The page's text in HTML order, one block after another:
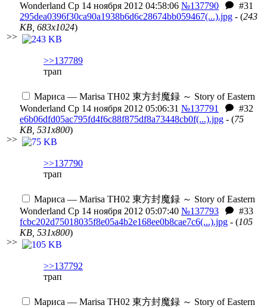
>>
Wonderland Ср 14 ноября 2012 04:58:06 №137790
#31
295dea0396f30ca90a1938b6d6c28674bb059467(...).jpg - (243
KB, 683x1024)
>>137789
трап
>>
Мариса — Marisa TH02 東方封魔録 ～ Story of Eastern
Wonderland Ср 14 ноября 2012 05:06:31 №137791
#32
e6b06dfd05ac795fd4f6c88f875df8a73448cb0f(...).jpg - (75
KB, 531x800)
>>137790
трап
>>
Мариса — Marisa TH02 東方封魔録 ～ Story of Eastern
Wonderland Ср 14 ноября 2012 05:07:40 №137793
#33
fcbc202d75018035f8e05a4b2e168ee0b8cae7c6(...).jpg - (105
KB, 531x800)
>>137792
трап
Мариса — Marisa TH02 東方封魔録 ～ Story of Eastern